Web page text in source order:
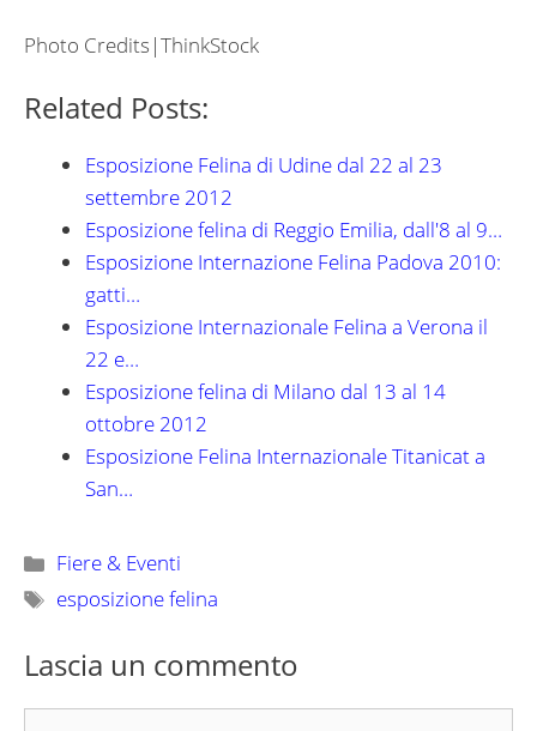
Photo Credits|ThinkStock
Related Posts:
Esposizione Felina di Udine dal 22 al 23
settembre 2012
Esposizione felina di Reggio Emilia, dall'8 al 9…
Esposizione Internazione Felina Padova 2010:
gatti…
Esposizione Internazionale Felina a Verona il
22 e…
Esposizione felina di Milano dal 13 al 14
ottobre 2012
Esposizione Felina Internazionale Titanicat a
San…
Categorie
Fiere & Eventi
Tag
esposizione felina
Lascia un commento